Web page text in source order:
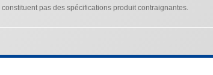
constituent pas des spécifications produit contraignantes.